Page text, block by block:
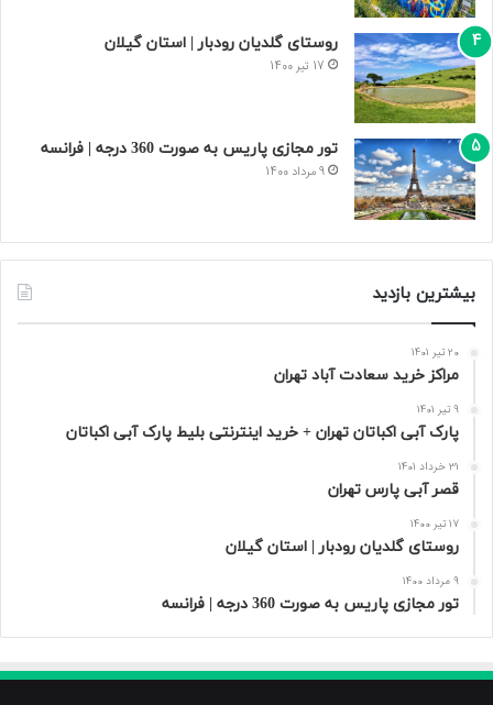
روستای گلدیان رودبار | استان گیلان
17 تیر 1400
تور مجازی پاریس به صورت 360 درجه | فرانسه
9 مرداد 1400
بیشترین بازدید
20 تیر 1401
مراکز خرید سعادت‌ آباد تهران
9 تیر 1401
پارک آبی اکباتان تهران + خرید اینترنتی بلیط پارک آبی اکباتان
31 خرداد 1401
قصر آبی پارس تهران
17 تیر 1400
روستای گلدیان رودبار | استان گیلان
9 مرداد 1400
تور مجازی پاریس به صورت 360 درجه | فرانسه